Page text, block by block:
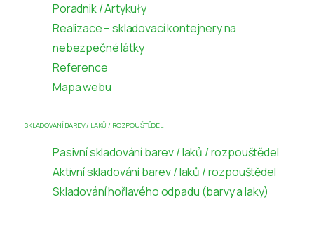
Poradnik / Artykuły
Realizace – skladovací kontejnery na
nebezpečné látky
Reference
Mapa webu
SKLADOVÁNÍ BAREV / LAKŮ / ROZPOUŠTĚDEL
Pasivní skladování barev / laků / rozpouštědel
Aktivní skladování barev / laků / rozpouštědel
Skladování hořlavého odpadu (barvy a laky)